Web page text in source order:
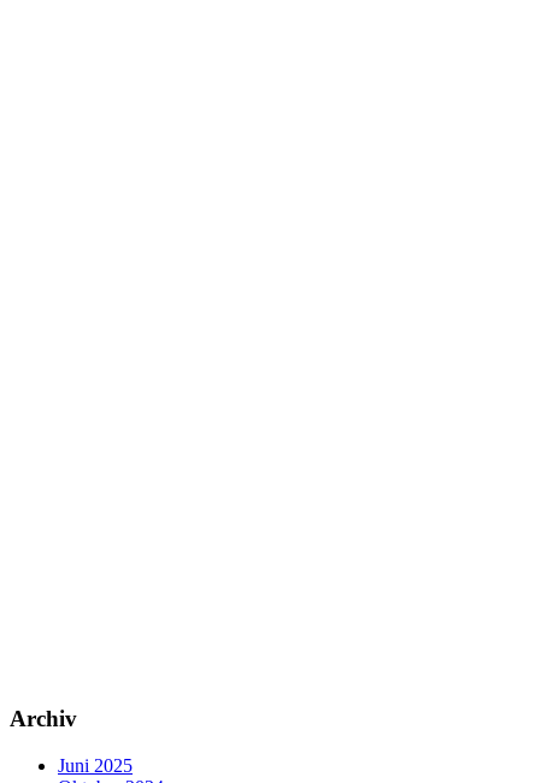
Archiv
Juni 2025